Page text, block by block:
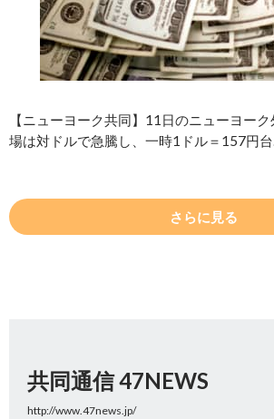
【ニューヨーク共同】11日のニューヨー
場は対ドルで急騰し、一時1ドル＝157円
さらに見る
共同通信 47NEWS
http://www.47news.jp/